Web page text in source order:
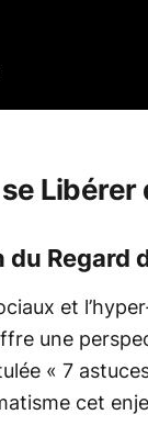
Libérer
Regard
et
une
« 7
cet